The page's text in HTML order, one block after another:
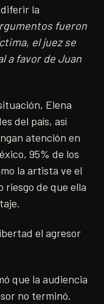
la
fueron
el juez se
a favor de Juan
Elena
del país, así
atención en
95% de los
la artista ve el
de que ella
el agresor
que la audiencia
no terminó.